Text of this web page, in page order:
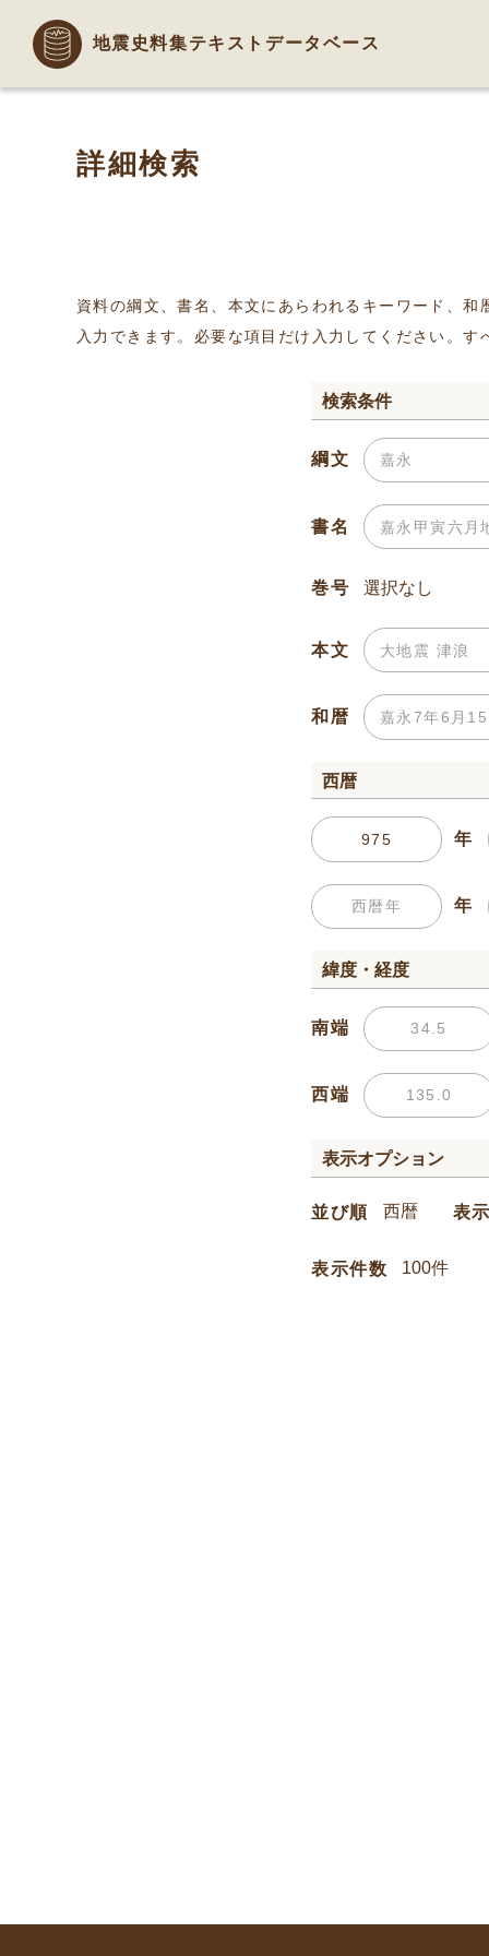
地震史料集テキストデータベース
詳細検索
資料の綱文、書名、本文にあらわれるキーワード、
入力できます。必要な項目だけ入力してください。
検索条件
綱文
書名
巻号
本文
和暦
西暦
年
年
緯度・経度
南端
西端
表示オプション
並び順 表
表示件数